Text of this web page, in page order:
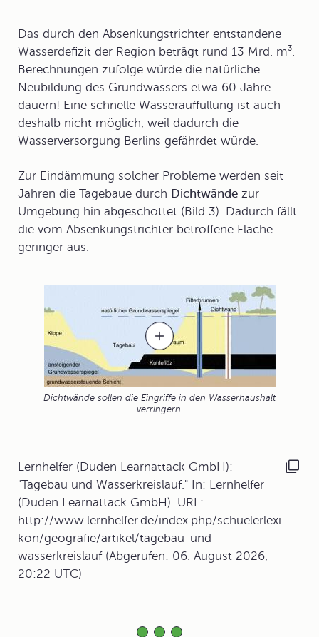
Das durch den Absenkungstrichter entstandene
Wasserdefizit der Region beträgt rund 13 Mrd. m³.
Berechnungen zufolge würde die natürliche
Neubildung des Grundwassers etwa 60 Jahre
dauern! Eine schnelle Wasserauffüllung ist auch
deshalb nicht möglich, weil dadurch die
Wasserversorgung Berlins gefährdet würde.
Zur Eindämmung solcher Probleme werden seit
Jahren die Tagebaue durch Dichtwände zur
Umgebung hin abgeschottet (Bild 3). Dadurch fällt
die vom Absenkungstrichter betroffene Fläche
geringer aus.
Dichtwände sollen die Eingriffe in den Wasserhaushalt
verringern.
Lernhelfer (Duden Learnattack GmbH):
"Tagebau und Wasserkreislauf." In: Lernhelfer
(Duden Learnattack GmbH). URL:
http://www.lernhelfer.de/index.php/schuelerlexi
kon/geografie/artikel/tagebau-und-
wasserkreislauf (Abgerufen: 06. August 2026,
20:22 UTC)